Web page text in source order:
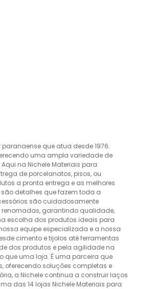
que atua desde 1976.
uma ampla variedade de
na Nichele Materiais para
de porcelanatos, pisos, ou
a pronta entrega e as melhores
detalhes que fazem toda a
são cuidadosamente
renomadas, garantindo qualidade,
escolha dos produtos ideais para
equipe especializada e a nossa
cimento e tijolos até ferramentas
dos produtos e pela agilidade na
que uma loja. É uma parceira que
oferecendo soluções completas e
a Nichele continua a construir laços
das 14 lojas Nichele Materiais para